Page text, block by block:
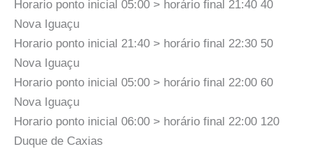
Horario ponto inicial 05:00 > horário final 21:40 40
Nova Iguaçu
Horario ponto inicial 21:40 > horário final 22:30 50
Nova Iguaçu
Horario ponto inicial 05:00 > horário final 22:00 60
Nova Iguaçu
Horario ponto inicial 06:00 > horário final 22:00 120
Duque de Caxias